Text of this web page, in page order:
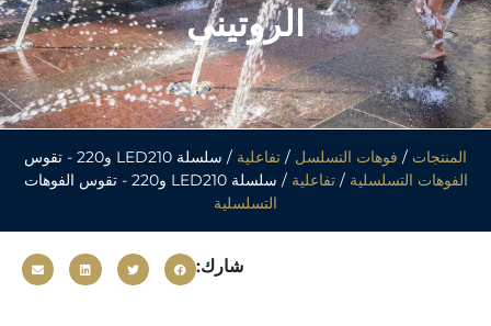
الروتيني
المنتجات / فوهات التسلسل / تفاعلية / سلسلة LED210 و220 - تقوس
الفوهات التسلسلية /تفاعلية / سلسلة LED210 و220 - تقوس الفوهات
التسلسلية
شارك: